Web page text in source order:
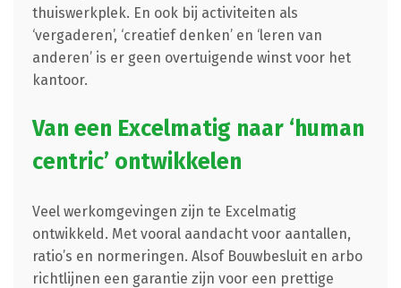
thuiswerkplek. En ook bij activiteiten als
‘vergaderen’, ‘creatief denken’ en ‘leren van
anderen’ is er geen overtuigende winst voor het
kantoor.
Van een Excelmatig naar ‘human
centric’ ontwikkelen
Veel werkomgevingen zijn te Excelmatig
ontwikkeld. Met vooral aandacht voor aantallen,
ratio’s en normeringen. Alsof Bouwbesluit en arbo
richtlijnen een garantie zijn voor een prettige